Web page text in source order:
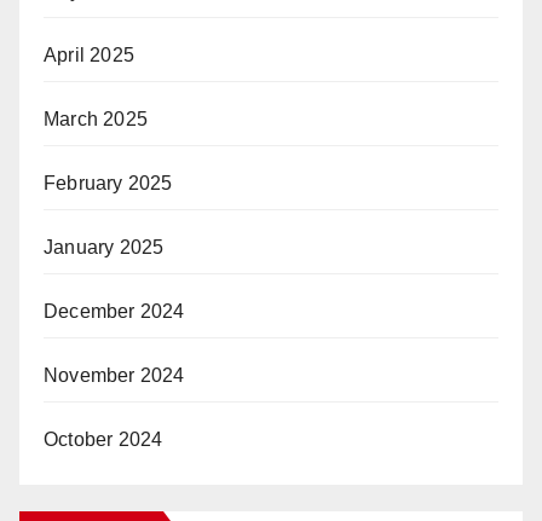
April 2025
March 2025
February 2025
January 2025
December 2024
November 2024
October 2024